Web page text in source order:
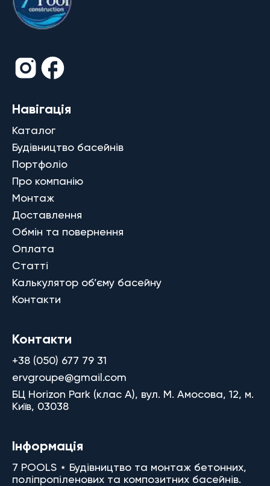
Навігація
Каталог
Будівництво басейнів
Портфоліо
Про компанію
Монтаж
Доставлення
Обмін та повернення
Оплата
Статті
Калькулятор об’єму басейну
Контакти
Контакти
+38 (050) 677 79 31
ervgroupe@gmail.com
БЦ Horizon Park (клас A), вул. М. Амосова, 12, м.
Київ, 03038
Інформація
7 POOLS ⋆ Будівництво та монтаж бетонних,
поліпропіленових та композитних басейнів.